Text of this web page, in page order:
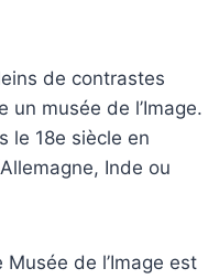
de contrastes
musée de l’Image.
le 18e siècle en
Inde ou
de l’Image est